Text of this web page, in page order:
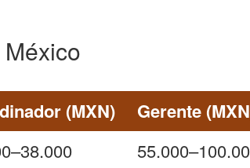
(MXN) Gerente